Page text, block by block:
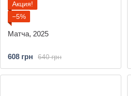
Акция!
−5%
Матча, 2025
640 грн
608 грн